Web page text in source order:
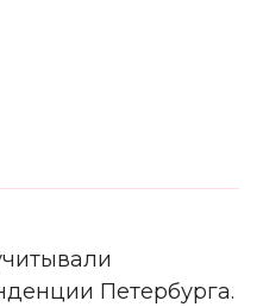
Петербурга.